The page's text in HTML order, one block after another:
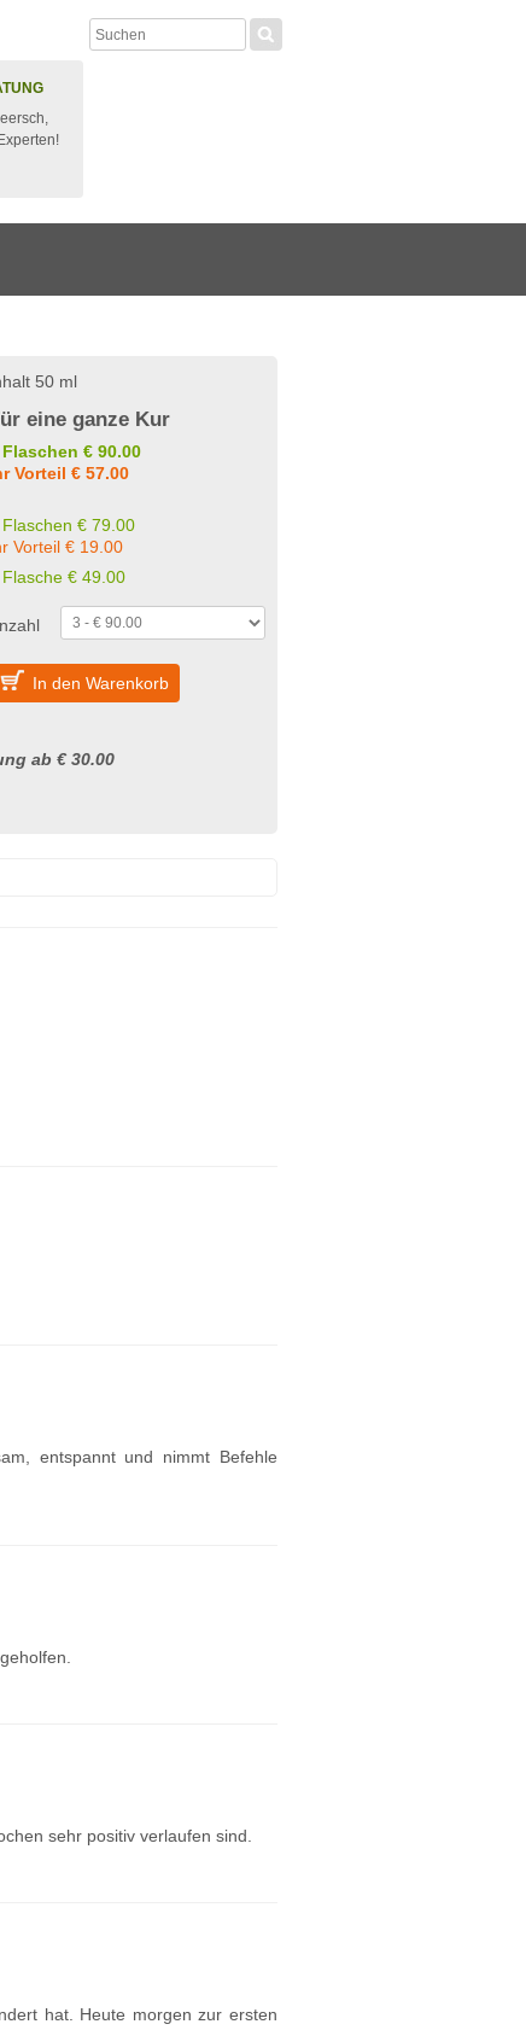
50 ml
eine ganze Kur
€ 90.00
Vorteil € 57.00
Flaschen € 79.00
Vorteil € 19.00
Flasche € 49.00
In den Warenkorb
ab € 30.00
entspannt und nimmt Befehle
sehr positiv verlaufen sind.
hat. Heute morgen zur ersten